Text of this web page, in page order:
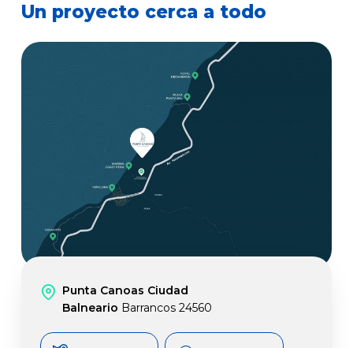
Un proyecto cerca a todo
Punta Canoas Ciudad
Balneario Barrancos 24560